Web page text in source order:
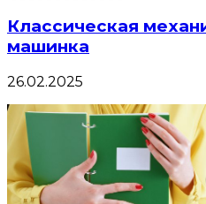
Классическая
машинка
26.02.2025